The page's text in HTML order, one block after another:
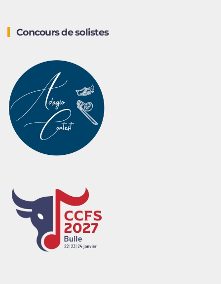
Concours de solistes